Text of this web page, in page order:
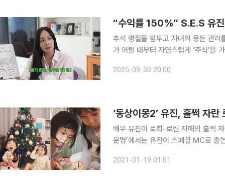
“수익률 150%” S.E.S 유
추석 명절을 앞두고 자녀의 용돈 관
가 어릴 때부터 자연스럽게 ‘주식’을
로희(10), 로린(7)과 함께 ‘용돈’을 주
2025-09-30 20:00
‘동상이몽2’ 유진, 훌쩍 자
배우 유진이 로희-로린 자매의 훌쩍 자란 모습을 공개했다. 18
운명’에서는 유진이 스페셜 MC로 출
무렵인 2017년 KBS2 ‘슈퍼맨이 돌아
2021-01-19 01:01